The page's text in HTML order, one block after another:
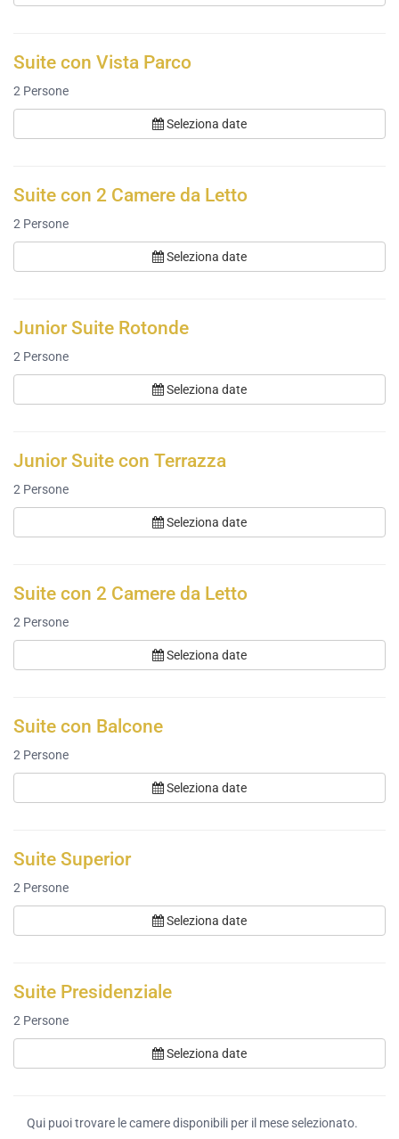
Suite con Vista Parco
2 Persone
Seleziona date
Suite con 2 Camere da Letto
2 Persone
Seleziona date
Junior Suite Rotonde
2 Persone
Seleziona date
Junior Suite con Terrazza
2 Persone
Seleziona date
Suite con 2 Camere da Letto
2 Persone
Seleziona date
Suite con Balcone
2 Persone
Seleziona date
Suite Superior
2 Persone
Seleziona date
Suite Presidenziale
2 Persone
Seleziona date
Qui puoi trovare le camere disponibili per il mese selezionato.